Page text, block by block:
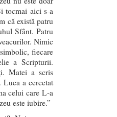
tocmai aici s-a
că există patru
Sfânt. Patru
Nimic
fiecare
a Scripturii.
Matei a scris
Luca a cercetat
celui care L-a
este iubire.”